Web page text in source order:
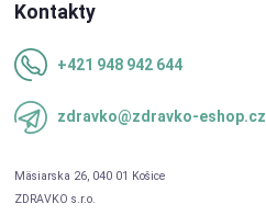
Kontakty
+421 948 942 644
zdravko@zdravko-eshop.cz